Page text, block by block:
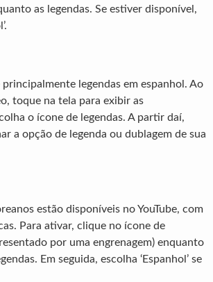
as legendas. Se estiver disponível,
legendas em espanhol. Ao
toque na tela para exibir as
o ícone de legendas. A partir daí,
a opção de legenda ou dublagem de sua
estão disponíveis no YouTube, com
Para ativar, clique no ícone de
por uma engrenagem) enquanto
Em seguida, escolha ‘Espanhol’ se